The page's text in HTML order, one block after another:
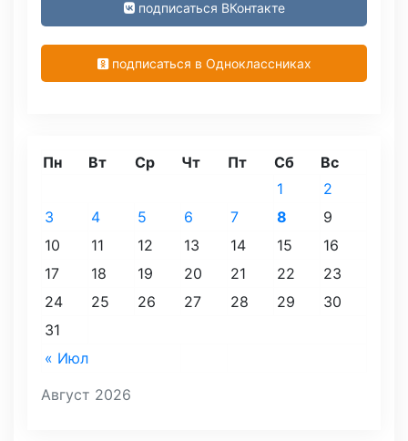
подписаться ВКонтакте
подписаться в Одноклассниках
Август 2026
Пн Вт Ср Чт Пт Сб Вс
« Июл
1
2
3
4 5 6 7 8
9
10
11 12 13 14 15
16
17
18 19 20 21 22
23
24
25 26 27 28 29
30
31